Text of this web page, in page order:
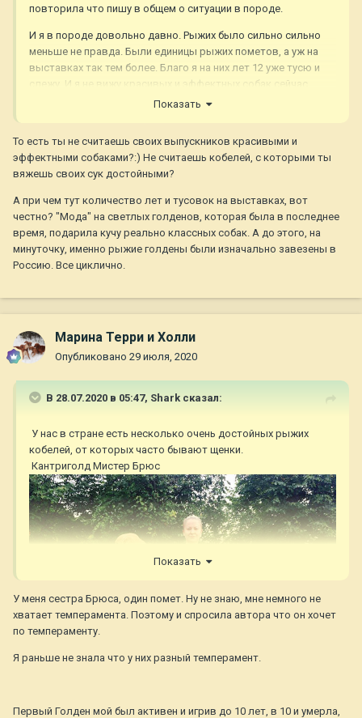
повторила что пишу в общем о ситуации в породе.
И я в породе довольно давно. Рыжих было сильно сильно
меньше не правда. Были единицы рыжих пометов, а уж на
выставках так тем более. Благо я на них лет 12 уже тусю и
слежу. И я не вижу красивых и эффектных собак сейчас
благодаря моде. А вот некоторые вязки ради модного цвета
Показать
То есть ты не считаешь своих выпускников красивыми и
эффектными собаками?:) Не считаешь кобелей, с которыми ты
вяжешь своих сук достойными?
А при чем тут количество лет и тусовок на выставках, вот
честно? "Мода" на светлых голденов, которая была в последнее
время, подарила кучу реально классных собак. А до этого, на
минуточку, именно рыжие голдены были изначально завезены в
Россию. Все циклично.
Марина Терри и Холли
Опубликовано 29 июля, 2020
В 28.07.2020 в 05:47, Shark сказал:
У нас в стране есть несколько очень достойных рыжих
кобелей, от которых часто бывают щенки.
Кантриголд Мистер Брюс
Показать
У меня сестра Брюса, один помет. Ну не знаю, мне немного не
хватает темперамента. Поэтому и спросила автора что он хочет
по темпераменту.
Я раньше не знала что у них разный темперамент.
Первый Голден мой был активен и игрив до 10 лет, в 10 и умерла,